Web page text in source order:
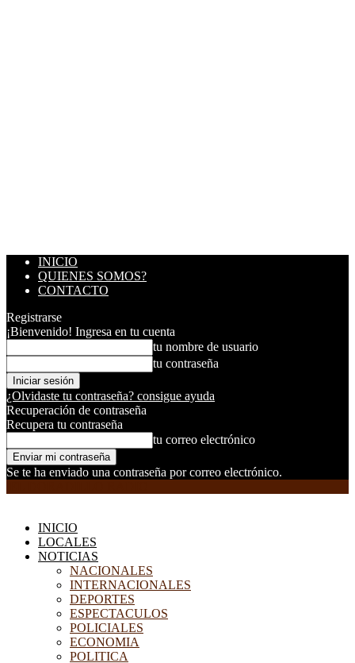
INICIO
QUIENES SOMOS?
CONTACTO
Registrarse
¡Bienvenido! Ingresa en tu cuenta
tu nombre de usuario
tu contraseña
¿Olvidaste tu contraseña? consigue ayuda
Recuperación de contraseña
Recupera tu contraseña
tu correo electrónico
Se te ha enviado una contraseña por correo electrónico.
INICIO
LOCALES
NOTICIAS
NACIONALES
INTERNACIONALES
DEPORTES
ESPECTACULOS
POLICIALES
ECONOMIA
POLITICA